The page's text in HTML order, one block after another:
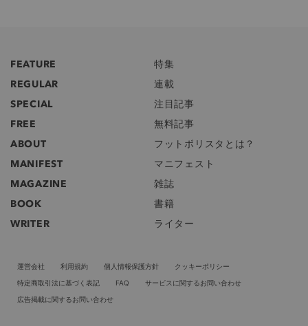
FEATURE
特集
REGULAR
連載
SPECIAL
注目記事
FREE
無料記事
ABOUT
フットボリスタとは？
MANIFEST
マニフェスト
MAGAZINE
雑誌
BOOK
書籍
WRITER
ライター
運営会社 利用規約 個人情報保護方針
クッキーポリシー
特定商取引法に基づく表記
FAQ
サービスに関するお問い合わせ
広告掲載に関するお問い合わせ